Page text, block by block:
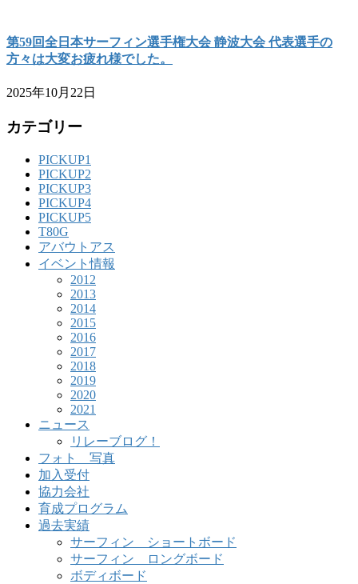
第59回全日本サーフィン選手権大会 静波大会 代表選手の
方々は大変お疲れ様でした。
2025年10月22日
カテゴリー
PICKUP1
PICKUP2
PICKUP3
PICKUP4
PICKUP5
T80G
アバウトアス
イベント情報
2012
2013
2014
2015
2016
2017
2018
2019
2020
2021
ニュース
リレーブログ！
フォト 写真
加入受付
協力会社
育成プログラム
過去実績
サーフィン ショートボード
サーフィン ロングボード
ボディボード